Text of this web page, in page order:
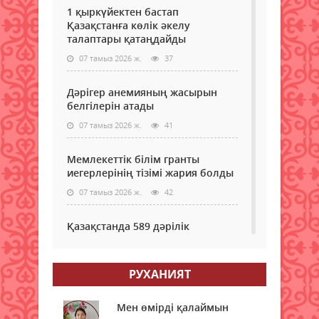
1 қыркүйектен бастап
Қазақстанға көлік әкелу
талаптары қатаңдайды
07 тамыз 2026 ж. 37
Дәрігер анемияның жасырын
белгілерін атады
07 тамыз 2026 ж. 41
Мемлекеттік білім гранты
иегерлерінің тізімі жария болды
07 тамыз 2026 ж. 42
Қазақстанда 589 дәрілік
маңызды мәлімдеме: ата-аналар
РУХАНИЯТ
Мен өмірді қалаймын